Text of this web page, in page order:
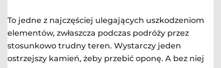
To jedne z najczęściej ulegających uszkodzeniom
elementów, zwłaszcza podczas podróży przez
stosunkowo trudny teren. Wystarczy jeden
ostrzejszy kamień, żeby przebić oponę. A bez niej